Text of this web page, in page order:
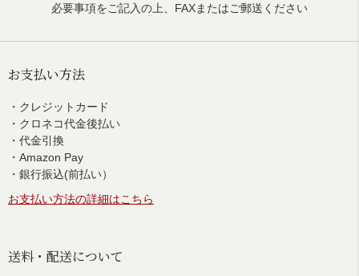
必要事項をご記入の上、FAXまたはご郵送ください
お支払い方法
・クレジットカード
・クロネコ代金後払い
・代金引換
・Amazon Pay
・銀行振込(前払い）
お支払い方法の詳細はこちら
送料・配送について